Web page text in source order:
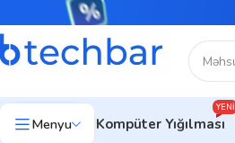
Menyu Kompüter Yığılması
YENI